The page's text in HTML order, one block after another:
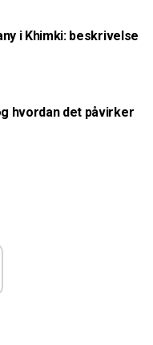
i Khimki: beskrivelse
hvordan det påvirker